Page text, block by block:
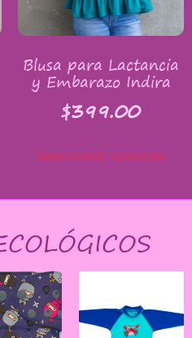
Blusa para Lactancia
y Embarazo Indira
$399.00
Seleccionar opciones